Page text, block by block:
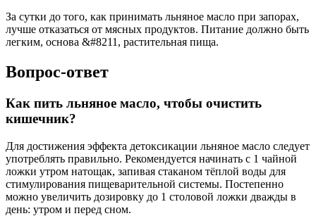
За сутки до того, как принимать льняное масло при запорах,
лучше отказаться от мясных продуктов. Питание должно быть
легким, основа &#8211, растительная пища.
Вопрос-ответ
Как пить льняное масло, чтобы очистить
кишечник?
Для достижения эффекта детоксикации льняное масло следует
употреблять правильно. Рекомендуется начинать с 1 чайной
ложки утром натощак, запивая стаканом тёплой воды для
стимулирования пищеварительной системы. Постепенно
можно увеличить дозировку до 1 столовой ложки дважды в
день: утром и перед сном.